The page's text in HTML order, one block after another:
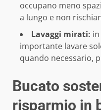
occupano meno
a lungo e non
Lavaggi mirati:
importante lavare
quando necessario,
Bucato
risparmio in